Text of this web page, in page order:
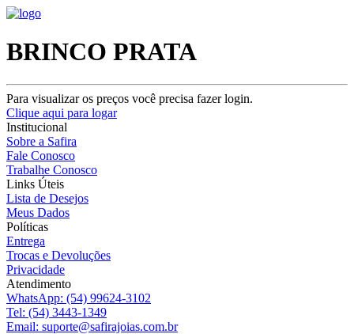
BRINCO PRATA
Para visualizar os preços você precisa fazer login.
Clique aqui para logar
Institucional
Sobre a Safira
Fale Conosco
Trabalhe Conosco
Links Úteis
Lista de Desejos
Meus Dados
Políticas
Entrega
Trocas e Devoluções
Privacidade
Atendimento
WhatsApp: (54) 99624-3102
Tel: (54) 3443-1349
Email: suporte@safirajoias.com.br